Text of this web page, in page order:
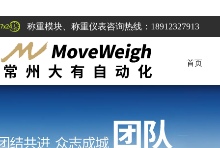
称重模块、称重仪表咨询热线：18912327913
首页